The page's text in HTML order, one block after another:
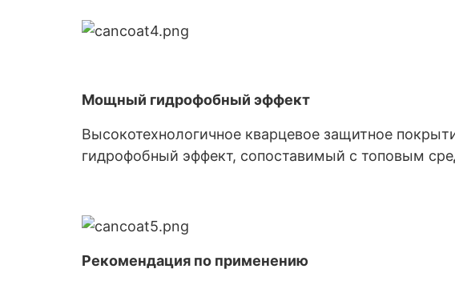
Мощный гидрофобный эффект
Высокотехнологичное кварцевое защитное
гидрофобный эффект, сопоставимый с топовым
Рекомендация по применению